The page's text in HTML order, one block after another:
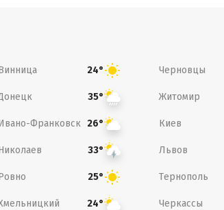
24° Черновцы
35° Житомир
Франковск 26° Киев
33° Львов
25° Тернополь
24° Черкассы